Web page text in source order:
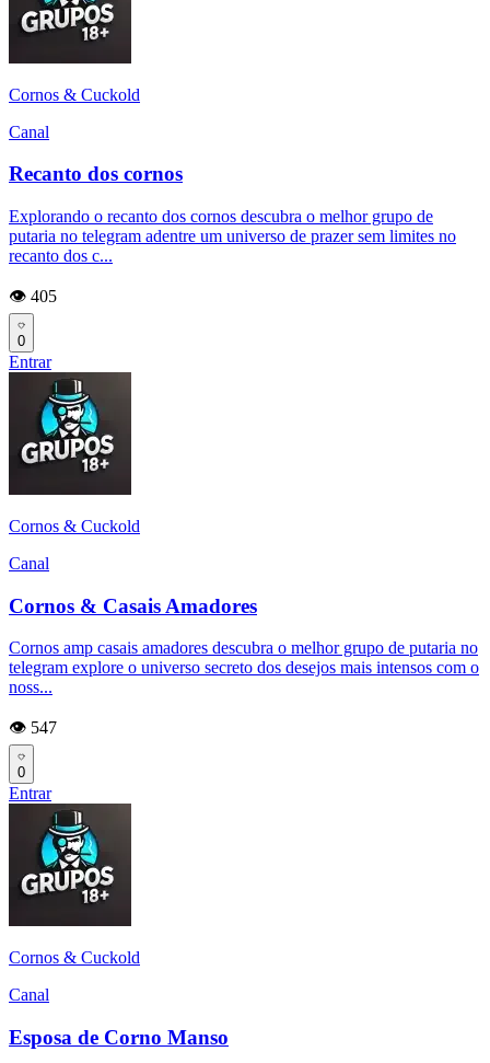
Cornos & Cuckold
Canal
Recanto dos cornos
Explorando o recanto dos cornos descubra o melhor grupo de
putaria no telegram adentre um universo de prazer sem limites no
recanto dos c...
👁️ 405
0
Entrar
Cornos & Cuckold
Canal
Cornos & Casais Amadores
Cornos amp casais amadores descubra o melhor grupo de putaria no
telegram explore o universo secreto dos desejos mais intensos com o
noss...
👁️ 547
0
Entrar
Cornos & Cuckold
Canal
Esposa de Corno Manso